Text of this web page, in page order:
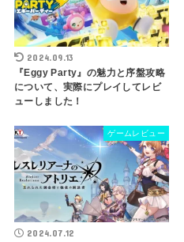
2024.09.13
『Eggy Party』の魅力と序盤攻略
について、実際にプレイしてレビ
ューしました！
ゲームレビュー
2024.07.12